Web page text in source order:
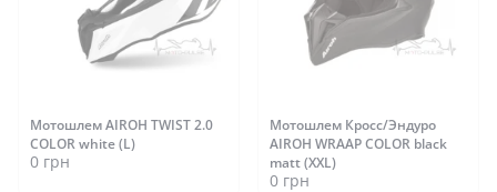
Мотошлем AIROH TWIST 2.0
COLOR white (L)
0 грн
Мотошлем Кросс/Эндуро
AIROH WRAAP COLOR black
matt (XXL)
0 грн